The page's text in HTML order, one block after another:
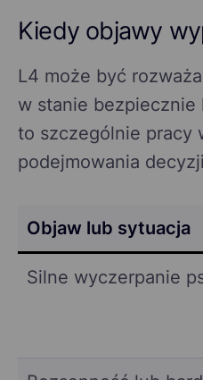
Kiedy objawy
L4 może być
w stanie
to szczególnie pracy
podejmowania
Objaw lub sytuacja
Silne wyczerpanie